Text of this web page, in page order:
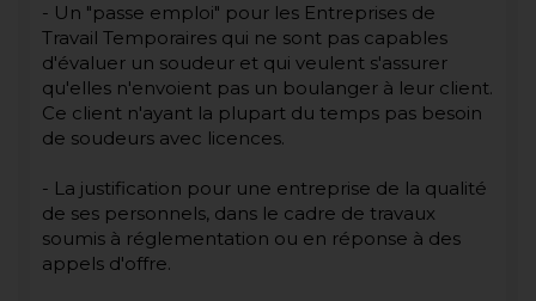
- Un "passe emploi" pour les Entreprises de
Travail Temporaires qui ne sont pas capables
d'évaluer un soudeur et qui veulent s'assurer
qu'elles n'envoient pas un boulanger à leur client.
Ce client n'ayant la plupart du temps pas besoin
de soudeurs avec licences.
- La justification pour une entreprise de la qualité
de ses personnels, dans le cadre de travaux
soumis à réglementation ou en réponse à des
appels d'offre.